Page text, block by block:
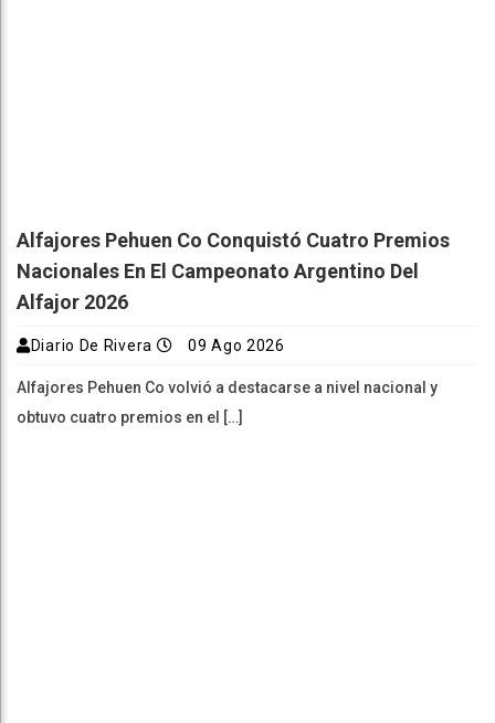
Alfajores Pehuen Co Conquistó Cuatro Premios
Nacionales En El Campeonato Argentino Del
Alfajor 2026
Diario De Rivera 09 Ago 2026
Alfajores Pehuen Co volvió a destacarse a nivel nacional y
obtuvo cuatro premios en el […]